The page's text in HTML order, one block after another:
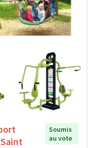
Soumis
au vote